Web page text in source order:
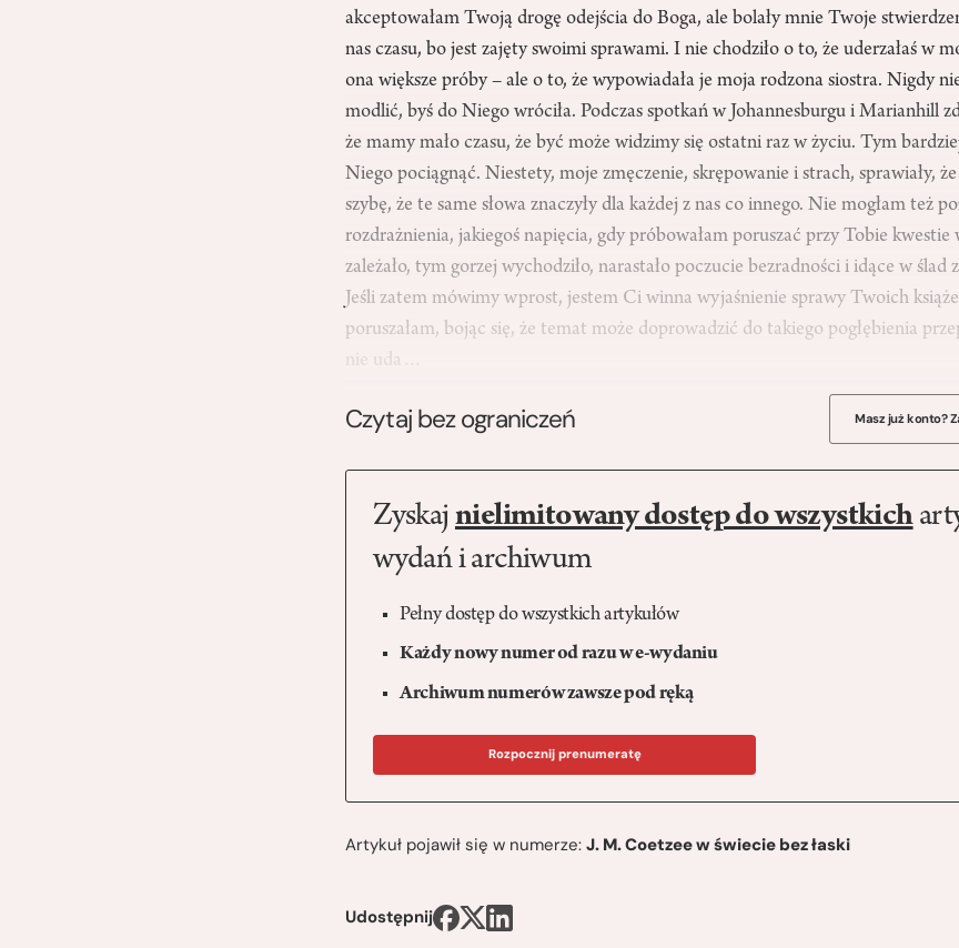
akceptowałam Twoją drogę odejścia do Boga, ale bolały mnie Twoje
nas czasu, bo jest zajęty swoimi sprawami. I nie chodziło o to, że uderzałaś w
ona większe próby – ale o to, że wypowiadała je moja rodzona siostra. Nigdy
modlić, byś do Niego wróciła. Podczas spotkań w Johannesburgu i Marianhill
że mamy mało czasu, że być może widzimy się ostatni raz w życiu. Tym
Niego pociągnąć. Niestety, moje zmęczenie, skrępowanie i strach, sprawiały,
szybę, że te same słowa znaczyły dla każdej z nas co innego. Nie mogłam też
rozdrażnienia, jakiegoś napięcia, gdy próbowałam poruszać przy Tobie
zależało, tym gorzej wychodziło, narastało poczucie bezradności i idące w ślad
Jeśli zatem mówimy wprost, jestem Ci winna wyjaśnienie sprawy Twoich
poruszałam, bojąc się, że temat może doprowadzić do takiego pogłębienia
nie uda…
Czytaj bez ograniczeń Masz już konto?
Zyskaj nielimitowany dostęp do wszystkich
wydań i archiwum
Pełny dostęp do wszystkich artykułów
Każdy nowy numer od razu w e-wydaniu
Archiwum numerów zawsze pod ręką
Rozpocznij prenumeratę
Artykuł pojawił się w numerze:J. M. Coetzee w świecie bez łaski
Udostępnij